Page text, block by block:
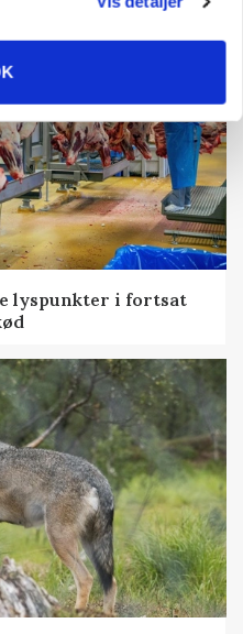
lyspunkter i fortsat